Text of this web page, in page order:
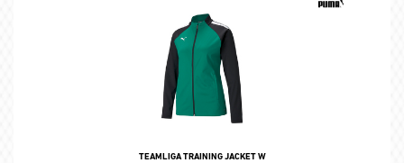
TEAMLIGA TRAINING JACKET W